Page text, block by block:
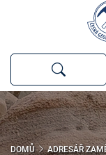
DOMŮ ADRESÁŘ